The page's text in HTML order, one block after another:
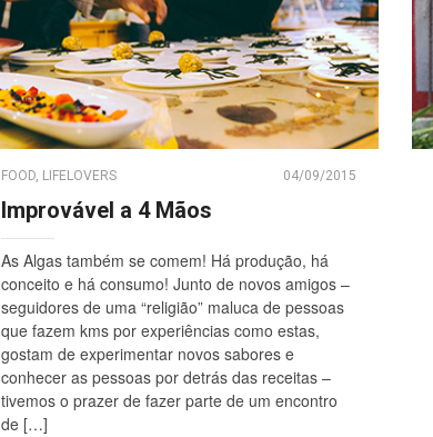
FOOD, LIFELOVERS 04/09/2015
Improvável a 4 Mãos
As Algas também se comem! Há produção, há
conceito e há consumo! Junto de novos amigos –
seguidores de uma “religião” maluca de pessoas
que fazem kms por experiências como estas,
gostam de experimentar novos sabores e
conhecer as pessoas por detrás das receitas –
tivemos o prazer de fazer parte de um encontro
de […]